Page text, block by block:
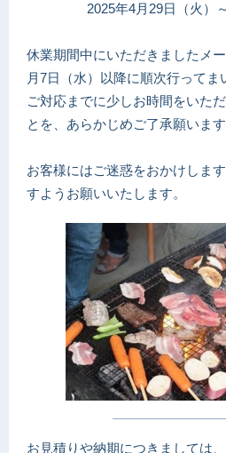
2025年4月29日（火）
休業期間中にいただきましたメ
月7日（水）以降に順次行ってま
ご対応までに少しお時間をいた
とを、あらかじめご了承願います
お客様にはご迷惑をおかけしま
すようお願いいたします。
お見積りや納期につきましては